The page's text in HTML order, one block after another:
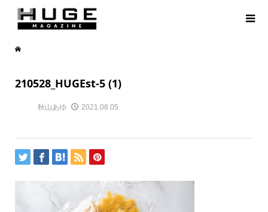
210528_HUGEst-5 (1)
秋山あゆ 2021.08.05